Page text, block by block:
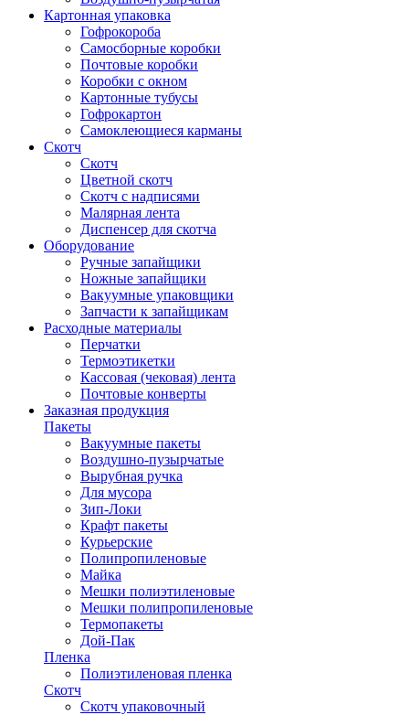
Картонная упаковка
Гофрокороба
Самосборные коробки
Почтовые коробки
Коробки с окном
Картонные тубусы
Гофрокартон
Самоклеющиеся карманы
Скотч
Скотч
Цветной скотч
Скотч с надписями
Малярная лента
Диспенсер для скотча
Оборудование
Ручные запайщики
Ножные запайщики
Вакуумные упаковщики
Запчасти к запайщикам
Расходные материалы
Перчатки
Термоэтикетки
Кассовая (чековая) лента
Почтовые конверты
Заказная продукция
Пакеты
Вакуумные пакеты
Воздушно-пузырчатые
Вырубная ручка
Для мусора
Зип-Локи
Крафт пакеты
Курьерские
Полипропиленовые
Майка
Мешки полиэтиленовые
Мешки полипропиленовые
Термопакеты
Дой-Пак
Пленка
Полиэтиленовая пленка
Скотч
Скотч упаковочный